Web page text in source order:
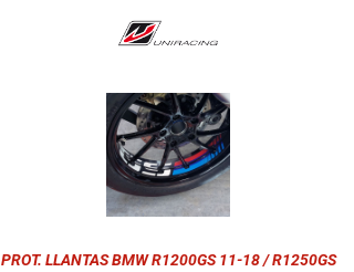
PROT. LLANTAS BMW R1200GS 11-18 / R1250GS